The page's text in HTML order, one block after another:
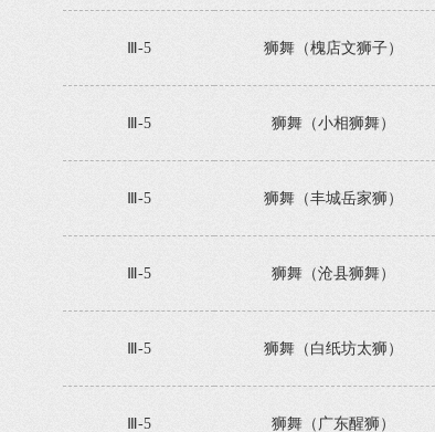
Ⅲ-5 狮舞（槐店文狮子）
Ⅲ-5 狮舞（小相狮舞）
Ⅲ-5 狮舞（丰城岳家狮）
Ⅲ-5 狮舞（沧县狮舞）
Ⅲ-5 狮舞（白纸坊太狮）
Ⅲ-5 狮舞（广东醒狮）